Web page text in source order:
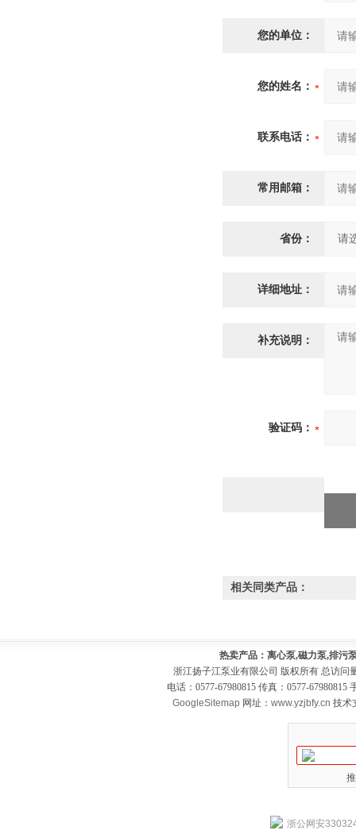
您的单位：
您的姓名：
联系电话：
常用邮箱：
省份：
详细地址：
补充说明：
验证码：
相关同类产品：
热卖产品：离心泵,磁力泵,排污
浙江扬子江泵业有限公司 版权所有 总访问
电话：0577-67980815 传真：0577-
GoogleSitemap 网址： www.yzjbfy.cn 技术
浙公网安